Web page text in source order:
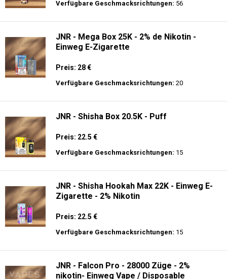
Verfügbare Geschmacksrichtungen: 56
JNR - Mega Box 25K - 2% de Nikotin -
Einweg E-Zigarette
Preis: 28 €
Verfügbare Geschmacksrichtungen: 20
JNR - Shisha Box 20.5K - Puff
Preis: 22.5 €
Verfügbare Geschmacksrichtungen: 15
JNR - Shisha Hookah Max 22K - Einweg E-
Zigarette - 2% Nikotin
Preis: 22.5 €
Verfügbare Geschmacksrichtungen: 15
JNR - Falcon Pro - 28000 Züge - 2%
nikotin- Einweg Vape / Disposable